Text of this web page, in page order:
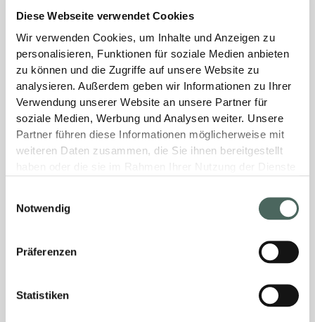
Diese Webseite verwendet Cookies
Wir verwenden Cookies, um Inhalte und Anzeigen zu
personalisieren, Funktionen für soziale Medien anbieten
zu können und die Zugriffe auf unsere Website zu
analysieren. Außerdem geben wir Informationen zu Ihrer
Verwendung unserer Website an unsere Partner für
soziale Medien, Werbung und Analysen weiter. Unsere
Partner führen diese Informationen möglicherweise mit
weiteren Daten zusammen, die Sie ihnen bereitgestellt
Notwendig
Präferenzen
Statistiken